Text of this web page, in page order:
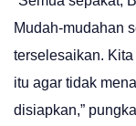
Mudah-mudahan
terselesaikan.
itu agar tidak
disiapkan,”